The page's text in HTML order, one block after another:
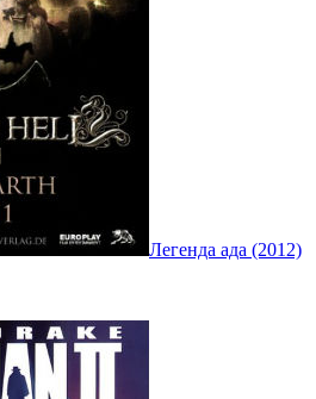
Легенда ада (2012)